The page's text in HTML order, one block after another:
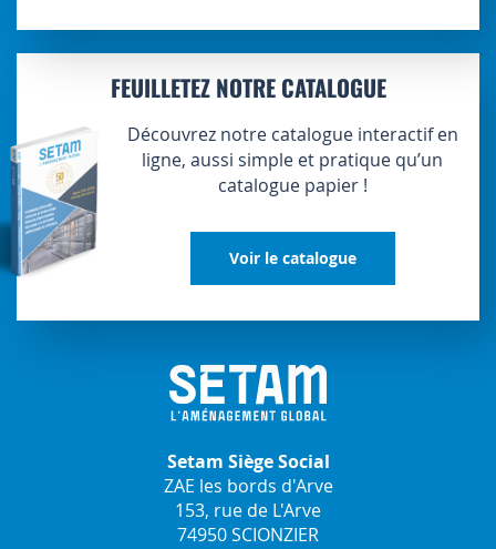
FEUILLETEZ NOTRE CATALOGUE
Découvrez notre catalogue interactif en
ligne, aussi simple et pratique qu’un
catalogue papier !
Voir le catalogue
Setam Siège Social
ZAE les bords d'Arve
153, rue de L'Arve
74950 SCIONZIER